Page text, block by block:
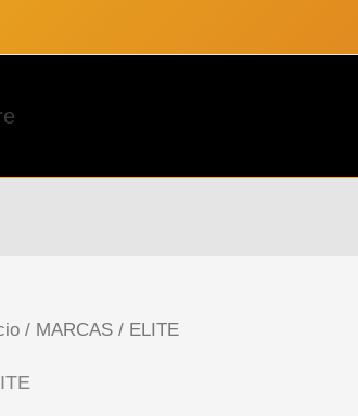
/ MARCAS / ELITE